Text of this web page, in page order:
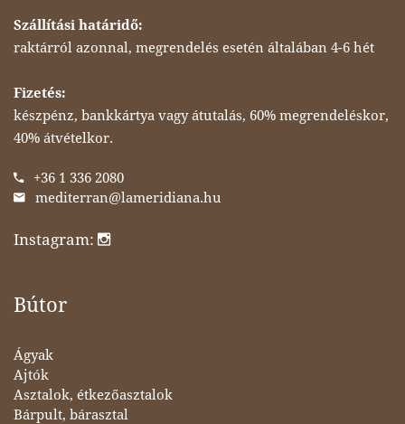
Szállítási határidő:
raktárról azonnal, megrendelés esetén általában 4-6 hét
Fizetés:
készpénz, bankkártya vagy átutalás, 60% megrendeléskor,
40% átvételkor.
+36 1 336 2080
mediterran@lameridiana.hu
Instagram:
Bútor
Ágyak
Ajtók
Asztalok, étkezőasztalok
Bárpult, bárasztal